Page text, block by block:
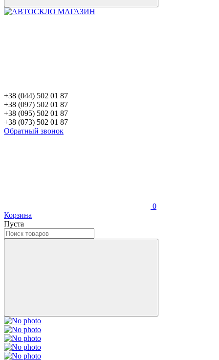
+38 (044) 502 01 87
+38 (097) 502 01 87
+38 (095) 502 01 87
+38 (073) 502 01 87
Обратный звонок
0
Корзина
Пуста